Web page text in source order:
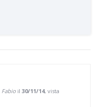
Fabioil 30/11/14, vista